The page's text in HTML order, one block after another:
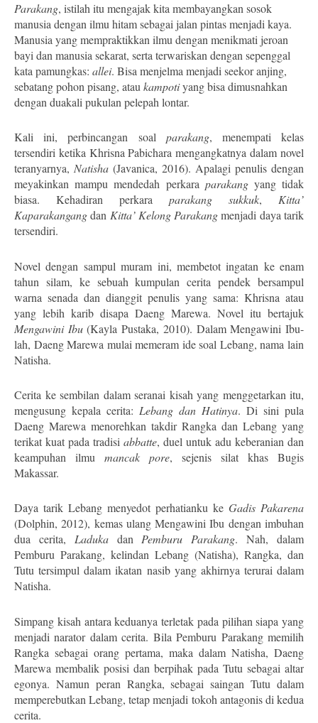
Parakang, istilah itu mengajak kita membayangkan sosok
manusia dengan ilmu hitam sebagai jalan pintas menjadi kaya.
Manusia yang mempraktikkan ilmu dengan menikmati jeroan
bayi dan manusia sekarat, serta terwariskan dengan sepenggal
kata pamungkas: allei. Bisa menjelma menjadi seekor anjing,
sebatang pohon pisang, atau kampotiyang bisa dimusnahkan
dengan duakali pukulan pelepah lontar.
Kali ini, perbincangan soal parakang, menempati kelas
tersendiri ketika Khrisna Pabichara mengangkatnya dalam novel
teranyarnya, Natisha (Javanica, 2016). Apalagi penulis dengan
meyakinkan mampu mendedah perkara parakangyang tidak
biasa. Kehadiran perkara parakang sukkuk, Kitta’
Kaparakangangdan Kitta’ Kelong Parakangmenjadi daya tarik
tersendiri.
Novel dengan sampul muram ini, membetot ingatan ke enam
tahun silam, ke sebuah kumpulan cerita pendek bersampul
warna senada dan dianggit penulis yang sama: Khrisna atau
yang lebih karib disapa Daeng Marewa. Novel itu bertajuk
Mengawini Ibu(Kayla Pustaka, 2010). Dalam Mengawini Ibu-
lah, Daeng Marewa mulai memeram ide soal Lebang, nama lain
Natisha.
Cerita ke sembilan dalam seranai kisah yang menggetarkan itu,
mengusung kepala cerita: Lebang dan Hatinya. Di sini pula
Daeng Marewa menorehkan takdir Rangka dan Lebang yang
terikat kuat pada tradisi abbatte, duel untuk adu keberanian dan
keampuhan ilmu mancak pore, sejenis silat khas Bugis
Makassar.
Daya tarik Lebang menyedot perhatianku ke Gadis Pakarena
(Dolphin, 2012), kemas ulang Mengawini Ibu dengan imbuhan
dua cerita, LadukadanPemburu Parakang. Nah, dalam
Pemburu Parakang, kelindan Lebang (Natisha), Rangka, dan
Tutu tersimpul dalam ikatan nasib yang akhirnya terurai dalam
Natisha.
Simpang kisah antara keduanya terletak pada pilihan siapa yang
menjadi narator dalam cerita. Bila Pemburu Parakang memilih
Rangka sebagai orang pertama, maka dalam Natisha, Daeng
Marewa membalik posisi dan berpihak pada Tutu sebagai altar
egonya. Namun peran Rangka, sebagai saingan Tutu dalam
memperebutkan Lebang, tetap menjadi tokoh antagonis di kedua
cerita.